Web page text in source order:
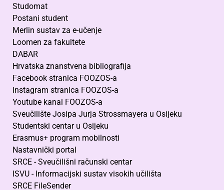
Studomat
Postani student
Merlin sustav za e-učenje
Loomen za fakultete
DABAR
Hrvatska znanstvena bibliografija
Facebook stranica FOOZOS-a
Instagram stranica FOOZOS-a
Youtube kanal FOOZOS-a
Sveučilište Josipa Jurja Strossmayera u Osijeku
Studentski centar u Osijeku
Erasmus+ program mobilnosti
Nastavnički portal
SRCE - Sveučilišni računski centar
ISVU - Informacijski sustav visokih učilišta
SRCE FileSender